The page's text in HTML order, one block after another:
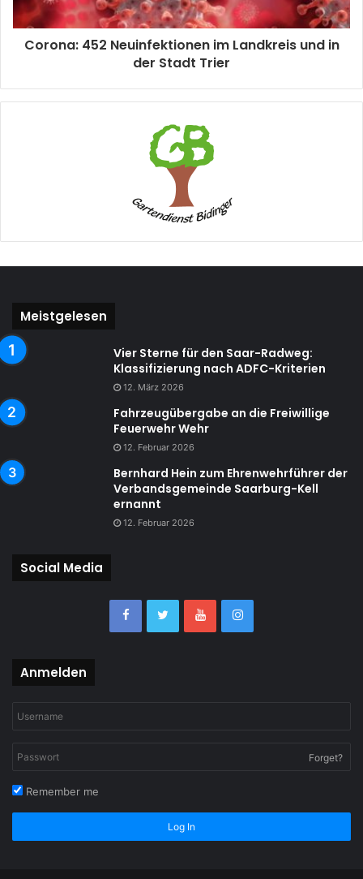
Corona: 452 Neuinfektionen im Landkreis und in
der Stadt Trier
Meistgelesen
Vier Sterne für den Saar-Radweg:
Klassifizierung nach ADFC-Kriterien
12. März 2026
Fahrzeugübergabe an die Freiwillige
Feuerwehr Wehr
12. Februar 2026
Bernhard Hein zum Ehrenwehrführer der
Verbandsgemeinde Saarburg-Kell
ernannt
12. Februar 2026
Social Media
Anmelden
Forget?
Remember me
Log In